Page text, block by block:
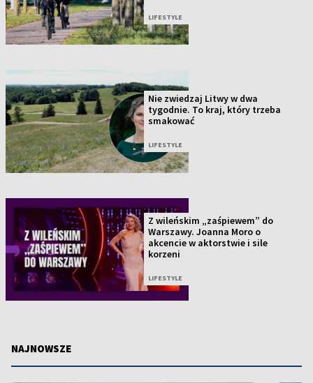
LIFESTYLE
Nie zwiedzaj Litwy w dwa
tygodnie. To kraj, który trzeba
smakować
LIFESTYLE
Z wileńskim „zaśpiewem” do
Warszawy. Joanna Moro o
akcencie w aktorstwie i sile
korzeni
LIFESTYLE
NAJNOWSZE